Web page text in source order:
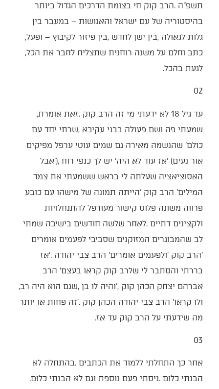
‬תשפ‭"‬ה‭. ‬הרב‭ ‬קוק‭ ‬חי‭ ‬בצומת‭ ‬הדרכים‭ ‬הגדול‭ ‬ביותר‭
‬בהיסטוריה‭ ‬של‭ ‬עם‭ ‬ישראל‭ ‬והאנושות‭ ‬‮–‬‭ ‬במעבר‭ ‬בין‭
‬גלות‭ ‬לגאולה‭, ‬בין‭ ‬ישן‭ ‬לחדש‭, ‬בין‭ ‬פיזור‭ ‬לקיבוץ‭ ‬‮–‬‭ ‬ופעל‭,
‬כתב‭ ‬וחלם‭ ‬על‭ ‬משנה‭ ‬רוחנית‭ ‬שתצליח‭ ‬לחבר‭ ‬את‭ ‬הכל‭,
‬לגעת‭ ‬בהכל‭.‬
02‭ ‬
עד‭ ‬גיל‭ ‬18‭ ‬לא‭ ‬ידעתי‭ ‬מי‭ ‬זה‭ ‬הרב‭ ‬קוק‭. ‬זאת‭ ‬אומרת‭,
‬שמעתי‭ ‬פה‭ ‬ושם‭ ‬פעולה‭ ‬בבני‭ ‬עקיבא‭, ‬שרתי‭ ‬יחד‭ ‬עם‭
‬כולם‭ '‬שהנשמה‭ ‬מאירה‭ ‬גם‭ ‬שמים‭ ‬עוטי‭ ‬ערפל‭ ‬מפיקים‭
‬אור‭ ‬נעים‭' (‬אז‭ ‬עוד‭ ‬לא‭ ‬היה‭ '‬יש‭ ‬לך‭ ‬כנפי‭ ‬רוח‭'), ‬אבל‭
‬האסוציאציה‭ ‬שעלתה‭ ‬לי‭ ‬בראש‭ ‬ששמעתי‭ ‬את‭ ‬צמד‭
‬המילים‭ '‬הרב‭ ‬קוק‭' ‬הייתה‭ ‬תמונה‭ ‬של‭ ‬מישהו‭ ‬עם‭ ‬כובע‭
‬ולקצינים‭ ‬דתיים‭. ‬לאחר‭ ‬שלשה‭ ‬חודשים‭ ‬בישיבה‭ ‬שמתי‭
‬לב‭ ‬שהמבוגרים‭ ‬המזוקנים‭ ‬שסביבי‭ ‬לפעמים‭ ‬אומרים‭
'‬הרב‭ ‬קוק‭' ‬ולפעמים‭ ‬אומרים‭ '‬הרב‭ ‬צבי‭ ‬יהודה‭'. ‬אז‭
‬בררתי‭ ‬והסתבר‭ ‬לי‭ ‬שלרב‭ ‬קוק‭ ‬קראו‭ ‬בעצם‭ '‬הרב‭
‬אברהם‭ ‬יצחק‭ ‬הכהן‭ ‬קוק‭', ‬והיה‭ ‬לו‭ ‬בן‭,‬‭ ‬שגם‭ ‬הוא‭ ‬היה‭ ‬רב‭,
‬ולו‭ ‬קראו‭ '‬הרב‭ ‬צבי‭ ‬יהודה‭ ‬הכהן‭ ‬קוק‭'. ‬זה‭ ‬פחות‭ ‬או‭ ‬יותר‭
‬מה‭ ‬שידעתי‭ ‬על‭ ‬הרב‭ ‬קוק‭ ‬עד‭ ‬אז‭.‬
03‭ ‬
‬הבנתי‭ ‬כלום‭. ‬ניסתי‭ ‬פעם‭ ‬נוספת‭ ‬וגם‭ ‬לא‭ ‬הבנתי‭ ‬כלום‭.